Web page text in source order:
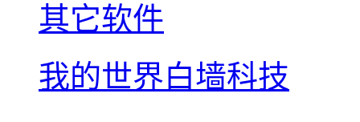
其它软件
我的世界白墙科技